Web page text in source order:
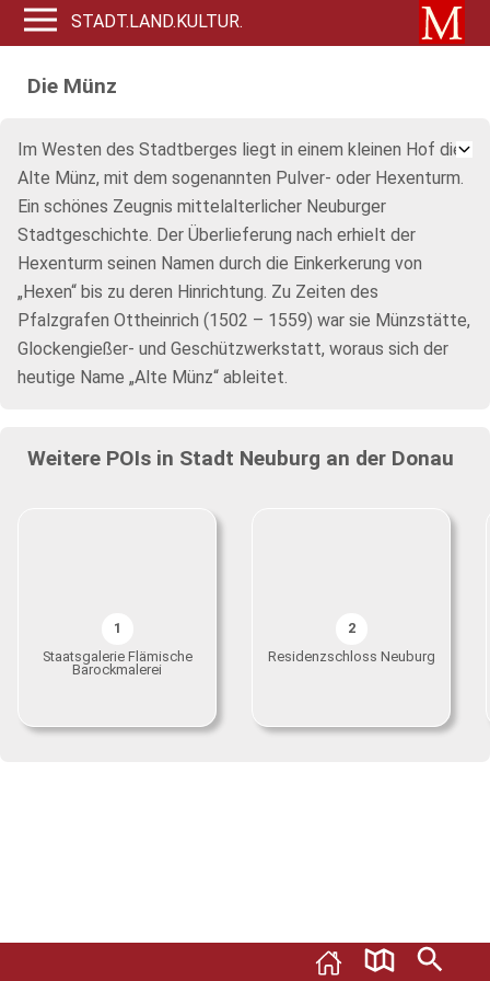
STADT.LAND.KULTUR.
Die Münz
Im Westen des Stadtberges liegt in einem kleinen Hof die
Alte Münz, mit dem sogenannten Pulver- oder Hexenturm.
Ein schönes Zeugnis mittelalterlicher Neuburger
Stadtgeschichte. Der Überlieferung nach erhielt der
Hexenturm seinen Namen durch die Einkerkerung von
„Hexen“ bis zu deren Hinrichtung. Zu Zeiten des
Pfalzgrafen Ottheinrich (1502 – 1559) war sie Münzstätte,
Glockengießer- und Geschützwerkstatt, woraus sich der
heutige Name „Alte Münz“ ableitet.
Weitere POIs in Stadt Neuburg an der Donau
1
Staatsgalerie Flämische
Barockmalerei
2
Residenzschloss Neuburg